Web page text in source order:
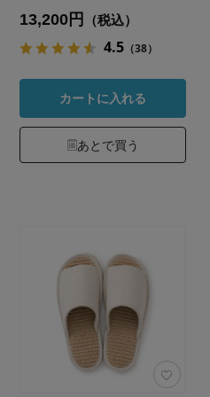
13,200円 （税込）
4.5 （38）
カートに入れる
あとで買う